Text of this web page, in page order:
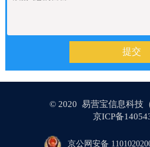
提交
© 2020 易营宝信息科技
京ICP备
京公网安备